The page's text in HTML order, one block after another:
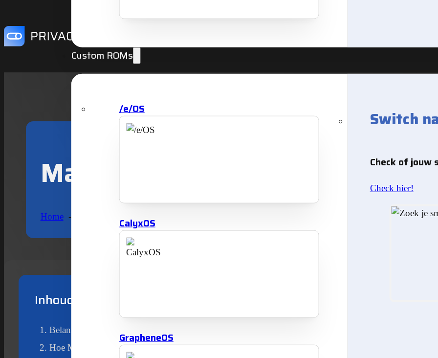
Custom ROMs
/e/OS
CalyxOS
GrapheneOS
Switch
Check of jouw
Check hier!
Magic Earth
Home
Inhoudsopgave
Belangrijke kenmerken van Magic Earth
Hoe Magic Earth te installeren?